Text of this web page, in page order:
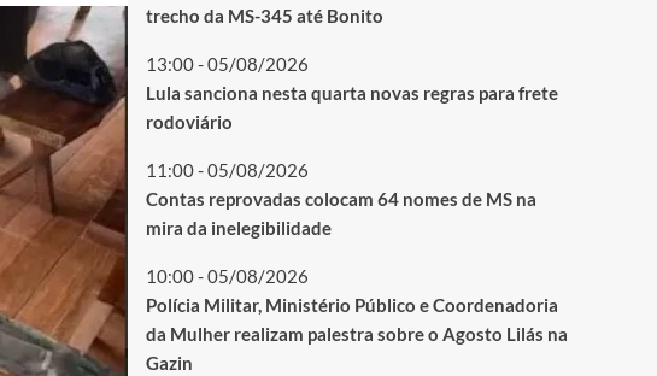
trecho da MS-345 até Bonito
13:00 - 05/08/2026
Lula sanciona nesta quarta novas regras para frete
rodoviário
11:00 - 05/08/2026
Contas reprovadas colocam 64 nomes de MS na
mira da inelegibilidade
10:00 - 05/08/2026
Polícia Militar, Ministério Público e Coordenadoria
da Mulher realizam palestra sobre o Agosto Lilás na
Gazin